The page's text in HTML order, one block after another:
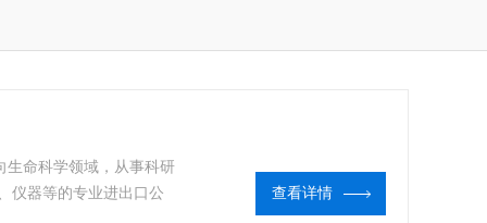
生命科学领域，从事科研
仪器等的专业进出口公
查看详情